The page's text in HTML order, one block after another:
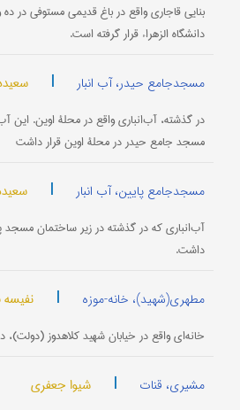
بنایی قاجاری واقع در باغ قدیمی مستوفی در
دانشگاه الزهراء قرار گرفته است.
مسجدجامع حیدر، آب انبار |
در گذشته، آب‌انباری واقع در محلۀ اوین. این
مسجد جامع حیدر در محلۀ اوین قرار داشت
مسجدجامع پایین، آب انبار |
آب‌انباری که در گذشته در زیر ساختمان مسجد
داشت.
مطهری(شهید)، خانه-موزه |
خانه‌ای واقع در خیابان شهید کلاهدوز (دولت)، در منطقۀ ۳
مشیری، قنات | شیوا جعفری